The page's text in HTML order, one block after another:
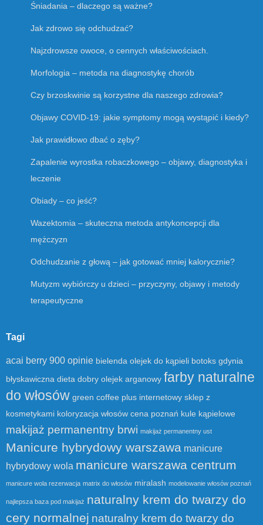
Śniadania – dlaczego są ważne?
Jak zdrowo się odchudzać?
Najzdrowsze owoce, o cennych właściwościach.
Morfologia – metoda na diagnostykę chorób
Czy brzoskwinie są korzystne dla naszego zdrowia?
Objawy COVID-19: jakie symptomy mogą wystąpić i kiedy?
Jak prawidłowo dbać o zęby?
Zapalenie wyrostka robaczkowego – objawy, diagnostyka i
leczenie
Obiady – co jeść?
Wazektomia – skuteczna metoda antykoncepcji dla
mężczyzn
Odchudzanie z głową – jak gotować mniej kalorycznie?
Mutyzm wybiórczy u dzieci – przyczyny, objawy i metody
terapeutyczne
Tagi
acai berry 900 opinie bielenda olejek do kąpieli botoks gdynia
błyskawiczna dieta dobry olejek arganowy farby naturalne
do włosów green coffee plus internetowy sklep z
kosmetykami koloryzacja włosów cena poznań kule kąpielowe
makijaż permanentny brwi makijaż permanentny ust
Manicure hybrydowy warszawa manicure
hybrydowy wola manicure warszawa centrum
manicure wola rezerwacja matrix do włosów miralash modelowanie włosów poznań
najlepsza baza pod makijaż naturalny krem do twarzy do
cery normalnej naturalny krem do twarzy do